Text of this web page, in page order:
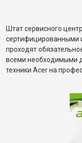
Штат сервисного
сертифицированными
проходят
всеми необходимыми
техники Acer на